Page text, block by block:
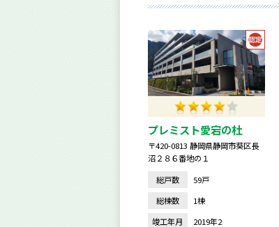
プレミスト愛宕の杜
〒420-0813 静岡県静岡市葵区長
沼２８６番地の１
総戸数
59戸
総棟数
1棟
竣工年月
2019年2